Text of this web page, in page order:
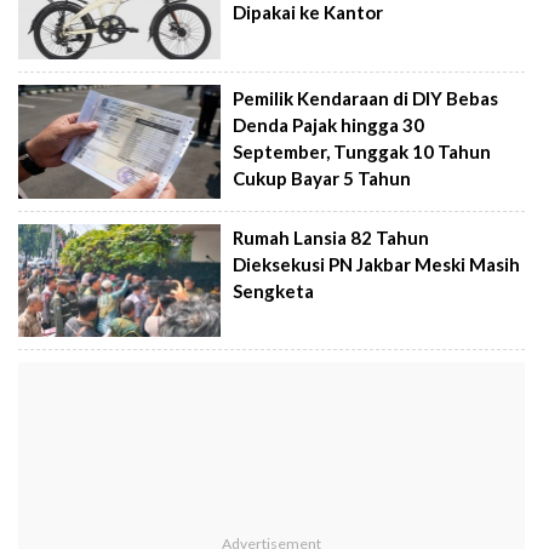
Dipakai ke Kantor
Pemilik Kendaraan di DIY Bebas
Denda Pajak hingga 30
September, Tunggak 10 Tahun
Cukup Bayar 5 Tahun
Rumah Lansia 82 Tahun
Dieksekusi PN Jakbar Meski Masih
Sengketa